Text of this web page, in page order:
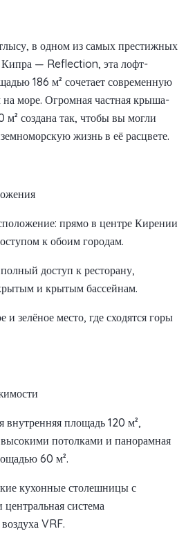
в одном из самых престижных
Кипра — Reflection, эта лофт-
186 м² сочетает современную
на море. Огромная частная крыша-
м² создана так, чтобы вы могли
жизнь в её расцвете.
прямо в центре Кирении
к обоим городам.
доступ к ресторану,
и крытым бассейнам.
и зелёное место, где сходятся горы
внутренняя площадь 120 м²,
высокими потолками и панорамная
60 м².
кухонные столешницы с
система
VRF.